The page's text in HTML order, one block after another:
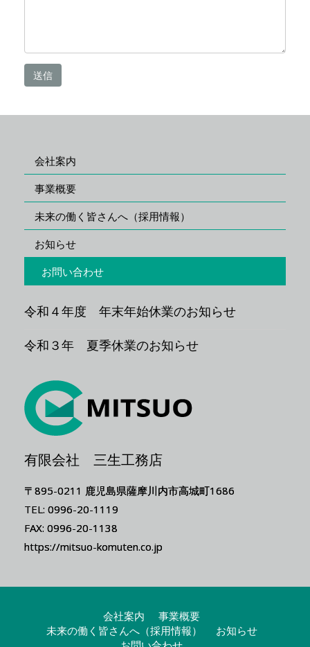
会社案内
事業概要
未来の働く皆さんへ（採用情報）
お知らせ
お問い合わせ
令和４年度 年末年始休業のお知らせ
令和３年 夏季休業のお知らせ
有限会社 三生工務店
〒895-0211 鹿児島県薩摩川内市高城町1686
TEL: 0996-20-1119
FAX: 0996-20-1138
https://mitsuo-komuten.co.jp
会社案内
事業概要
未来の働く皆さんへ（採用情報）
お知らせ